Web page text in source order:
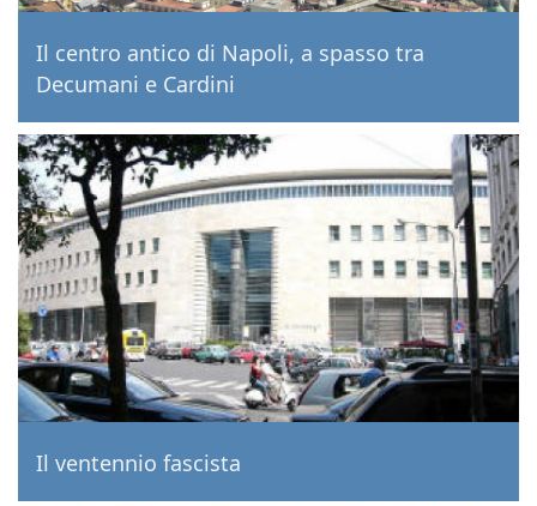
Il centro antico di Napoli, a spasso tra
Decumani e Cardini
Il ventennio fascista